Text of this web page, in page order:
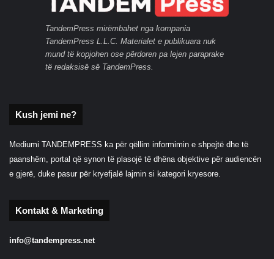
TandemPress mirëmbahet nga kompania
TandemPress L.L.C. Materialet e publikuara nuk
mund të kopjohen ose përdoren pa lejen paraprake
të redaksisë së TandemPress.
Kush jemi ne?
Mediumi TANDEMPRESS ka për qëllim informimin e shpejtë dhe të
paanshëm, portal që synon të plasojë të dhëna objektive për audiencën
e gjerë, duke pasur për kryefjalë lajmin si kategori kryesore.
Kontakt & Marketing
info@tandempress.net